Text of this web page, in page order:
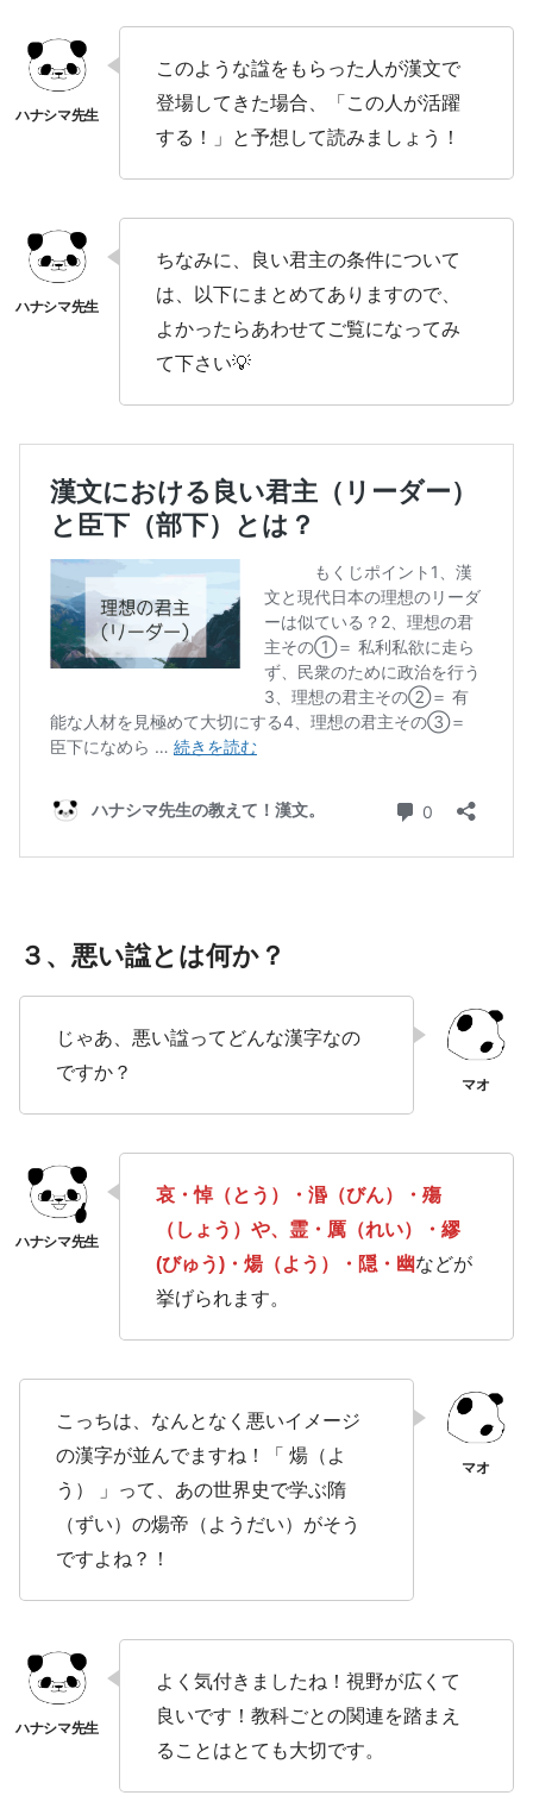
このような諡をもらった人が漢文で
登場してきた場合、「この人が活躍
する！」と予想して読みましょう！
ちなみに、良い君主の条件について
は、以下にまとめてありますので、
よかったらあわせてご覧になってみ
て下さい💡
３、悪い諡とは何か？
じゃあ、悪い諡ってどんな漢字なの
ですか？
哀・悼（とう）・湣（びん）・殤
（しょう）や、霊・厲（れい）・繆
(びゅう)・煬（よう）・隠・幽などが
挙げられます。
こっちは、なんとなく悪いイメージ
の漢字が並んでますね！「 煬（よ
う） 」って、あの世界史で学ぶ隋
（ずい）の煬帝（ようだい）がそう
ですよね？！
よく気付きましたね！視野が広くて
良いです！教科ごとの関連を踏まえ
ることはとても大切です。